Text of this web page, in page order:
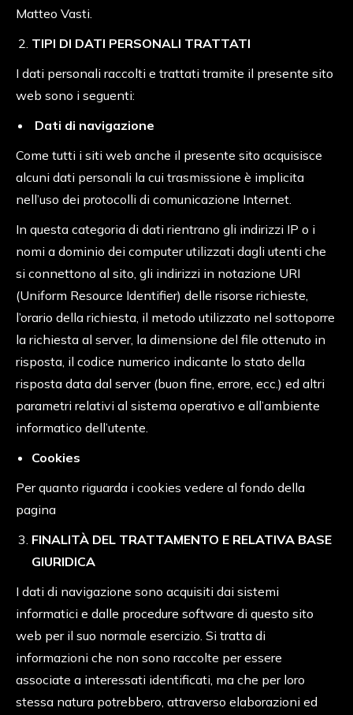
Matteo Vasti.
TIPI DI DATI PERSONALI TRATTATI
I dati personali raccolti e trattati tramite il presente sito
web sono i seguenti:
Dati di navigazione
Come tutti i siti web anche il presente sito acquisisce
alcuni dati personali la cui trasmissione è implicita
nell’uso dei protocolli di comunicazione Internet.
In questa categoria di dati rientrano gli indirizzi IP o i
nomi a dominio dei computer utilizzati dagli utenti che
si connettono al sito, gli indirizzi in notazione URI
(Uniform Resource Identifier) delle risorse richieste,
l’orario della richiesta, il metodo utilizzato nel sottoporre
la richiesta al server, la dimensione del file ottenuto in
risposta, il codice numerico indicante lo stato della
risposta data dal server (buon fine, errore, ecc.) ed altri
parametri relativi al sistema operativo e all’ambiente
informatico dell’utente.
Cookies
Per quanto riguarda i cookies vedere al fondo della
pagina
FINALITÀ DEL TRATTAMENTO E RELATIVA BASE
GIURIDICA
I dati di navigazione sono acquisiti dai sistemi
informatici e dalle procedure software di questo sito
web per il suo normale esercizio. Si tratta di
informazioni che non sono raccolte per essere
associate a interessati identificati, ma che per loro
stessa natura potrebbero, attraverso elaborazioni ed